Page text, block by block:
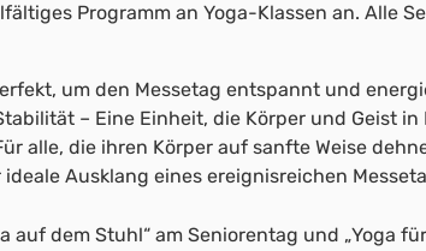
Programm an Yoga-Klassen an. Alle
um den Messetag entspannt und
– Eine Einheit, die Körper und Geist
alle, die ihren Körper auf sanfte Weise
ideale Ausklang eines ereignisreichen
auf dem Stuhl“ am Seniorentag und „Yoga